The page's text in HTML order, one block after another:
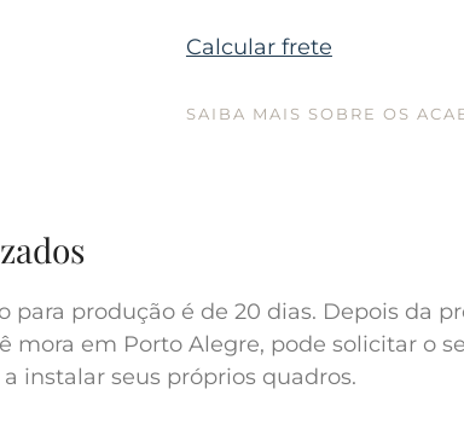
Calcular frete
SAIBA MAIS SOBRE OS
produção é de 20 dias. Depois da
mora em Porto Alegre, pode solicitar o
instalar seus próprios quadros.